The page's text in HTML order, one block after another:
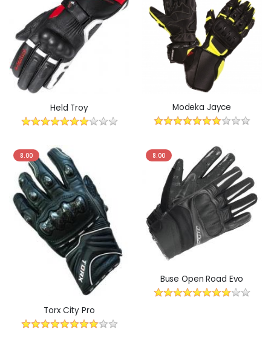
Held Troy Modeka Jayce
8.00
Torx City Pro
8.00
Buse Open Road Evo